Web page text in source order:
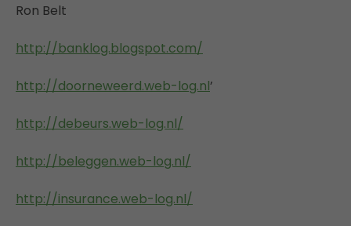
Ron Belt
http://banklog.blogspot.com/
http://doorneweerd.web-log.nl’
http://debeurs.web-log.nl/
http://beleggen.web-log.nl/
http://insurance.web-log.nl/